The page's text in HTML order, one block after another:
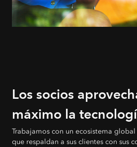
Los socios
máximo la
Trabajamos con un ecosistema
que respaldan a sus clientes con sus